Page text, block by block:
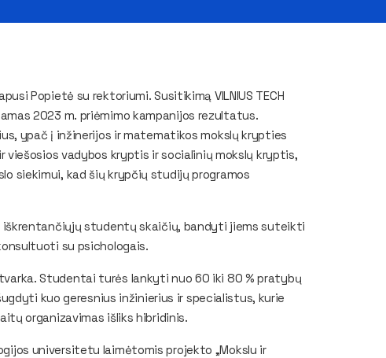
Popietė su rektoriumi. Susitikimą VILNIUS TECH
2023 m. priėmimo kampanijos rezultatus.
ypač į inžinerijos ir matematikos mokslų krypties
viešosios vadybos kryptis ir socialinių mokslų kryptis,
siekimui, kad šių krypčių studijų programos
studentų skaičių, bandyti jiems suteikti
su psichologais.
Studentai turės lankyti nuo 60 iki 80 % pratybų
kuo geresnius inžinierius ir specialistus, kurie
organizavimas išliks hibridinis.
universitetu laimėtomis projekto „Mokslu ir